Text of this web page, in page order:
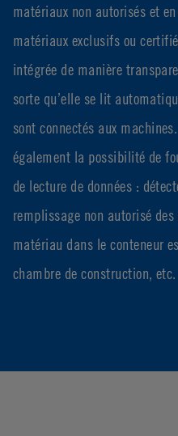
matériaux non autorisés et
matériaux exclusifs ou
intégrée de manière
sorte qu’elle se lit
sont connectés aux
également la possibilité de
de lecture de données :
remplissage non autorisé
matériau dans le conteneur
chambre de construction, etc.